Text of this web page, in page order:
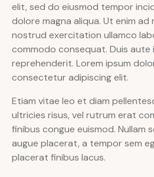
elit, sed do eiusmod tempor
dolore magna aliqua. Ut enim ad
nostrud exercitation ullamco
commodo consequat. Duis aute
reprehenderit. Lorem ipsum
consectetur adipiscing elit.
Etiam vitae leo et diam
ultricies risus, vel rutrum erat
finibus congue euismod. Nullam
augue placerat, a tempor sem
placerat finibus lacus.